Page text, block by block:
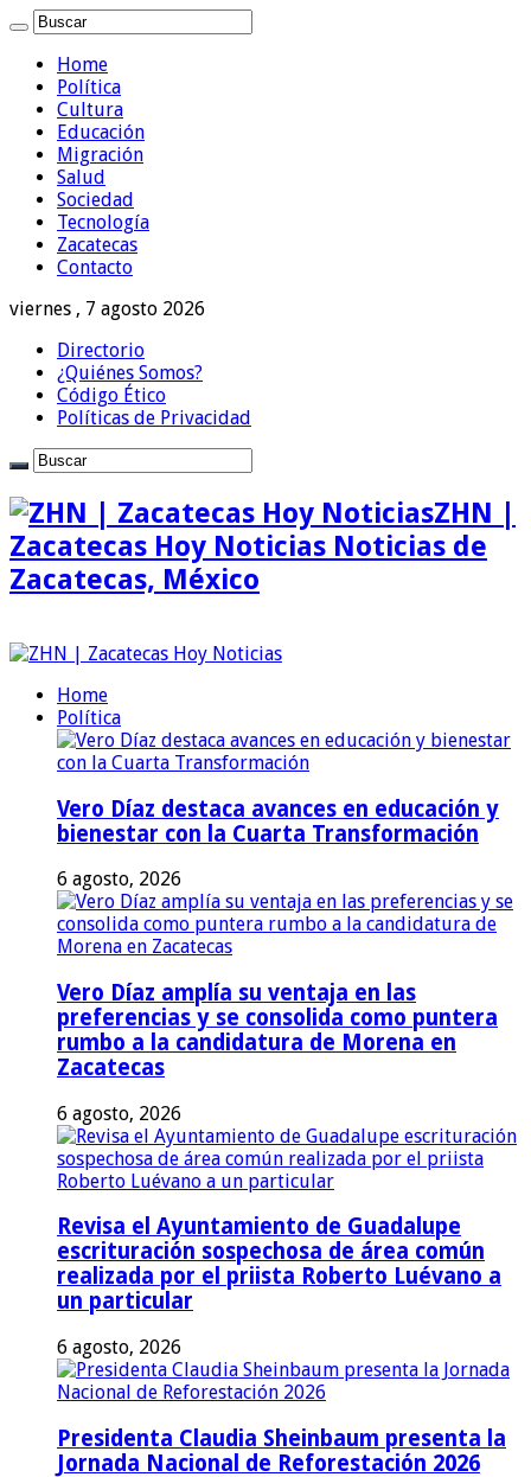
Home
Política
Cultura
Educación
Migración
Salud
Sociedad
Tecnología
Zacatecas
Contacto
viernes , 7 agosto 2026
Directorio
¿Quiénes Somos?
Código Ético
Políticas de Privacidad
ZHN |
Zacatecas Hoy Noticias Noticias de
Zacatecas, México
Home
Política
Vero Díaz destaca avances en educación y
bienestar con la Cuarta Transformación
6 agosto, 2026
Vero Díaz amplía su ventaja en las
preferencias y se consolida como puntera
rumbo a la candidatura de Morena en
Zacatecas
6 agosto, 2026
Revisa el Ayuntamiento de Guadalupe
escrituración sospechosa de área común
realizada por el priista Roberto Luévano a
un particular
6 agosto, 2026
Presidenta Claudia Sheinbaum presenta la
Jornada Nacional de Reforestación 2026